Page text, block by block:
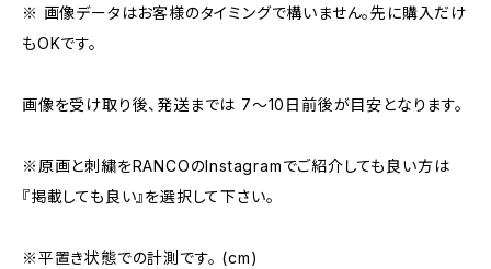
※ 画像データはお客様のタイミングで構いません。先に購入だけ
もOKです。
画像を受け取り後、発送までは 7〜10日前後が目安となります。
※原画と刺繍をRANCOのInstagramでご紹介しても良い方は
『掲載しても良い』を選択して下さい。
※平置き状態での計測です。 (cm)